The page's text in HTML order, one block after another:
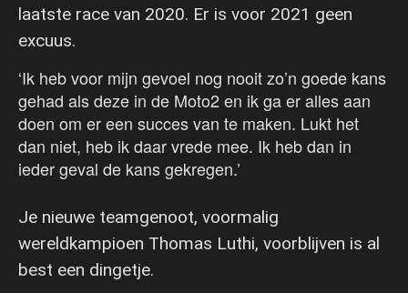
laatste race van 2020. Er is voor 2021 geen
excuus.
‘Ik heb voor mijn gevoel nog nooit zo’n goede kans
gehad als deze in de Moto2 en ik ga er alles aan
doen om er een succes van te maken. Lukt het
dan niet, heb ik daar vrede mee. Ik heb dan in
ieder geval de kans gekregen.’
Je nieuwe teamgenoot, voormalig
wereldkampioen Thomas Luthi, voorblijven is al
best een dingetje.